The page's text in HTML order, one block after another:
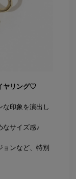
ヤリング♡
な印象を演出し
なサイズ感♪
ンなど、特別